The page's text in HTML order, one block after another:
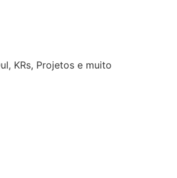
KRs, Projetos e muito